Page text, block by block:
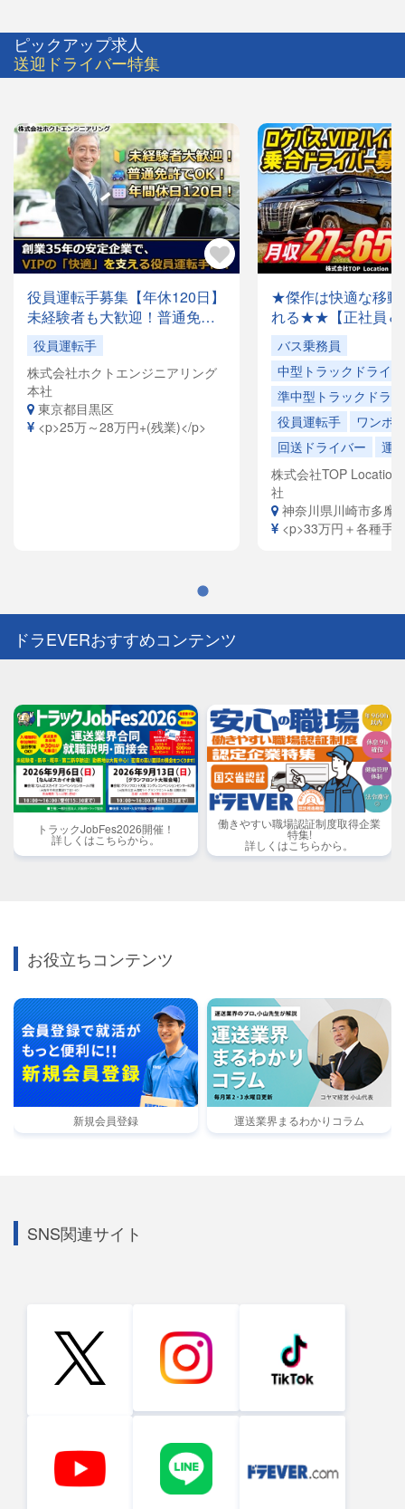
ピックアップ求人
送迎ドライバー特集
役員運転手募集【年休120日】
未経験者も大歓迎！普通免許
があれば応募OK✨月収28万円
以上も可能！創業35年の安定
企業で、「快適な空間」を提
供するお仕事です。
役員運転手
株式会社ホクトエンジニアリング
本社
東京都目黒区
<p>25万～28万円+(残業)</p>
★傑作は快適な移動
れる★★【正社員＆
でドライバー大量
容は全国各地を回
ドライバーや、VIP
ヤードライバーな
員寮完備！引越祝
給（規定有）あり
バス乗務員
中型トラックドライ
準中型トラックドラ
役員運転手
ワンボ
回送ドライバー
運
株式会社TOP Location
社
神奈川県川崎市多摩
<p>33万円＋各種手
ドラEVERおすすめコンテンツ
トラックJobFes2026開催！
詳しくはこちらから。
働きやすい職場認証制度取得企業
特集!
詳しくはこちらから。
お役立ちコンテンツ
新規会員登録 運送業界まるわかりコラム
SNS関連サイト